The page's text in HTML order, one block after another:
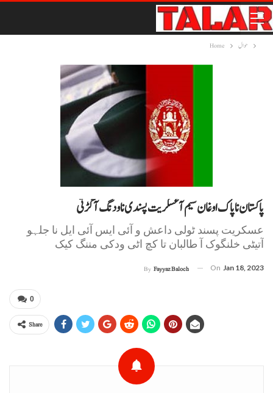
Home حوال
پاکستان نا پاک اوغان سیم آ عسکریت پسندی نا ودنگ آ گڑتی
عسکریت پسند ٹولی داعش و آئی ایس آئی ایل نا جلہو
آتیٹی خلنگوک آ طالبان تا کچ اٹی ودکی مننگ کیک
By Fayyaz Baloch On Jan 18, 2023
0
Share